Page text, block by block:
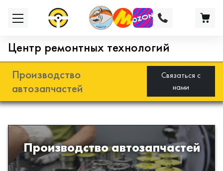
Центр ремонтных технологий
Производство
автозапчастей
Связаться с
нами
Производство автозапчастей
Разработка и производство деталей
из эластомеров для подвески
автомобиля